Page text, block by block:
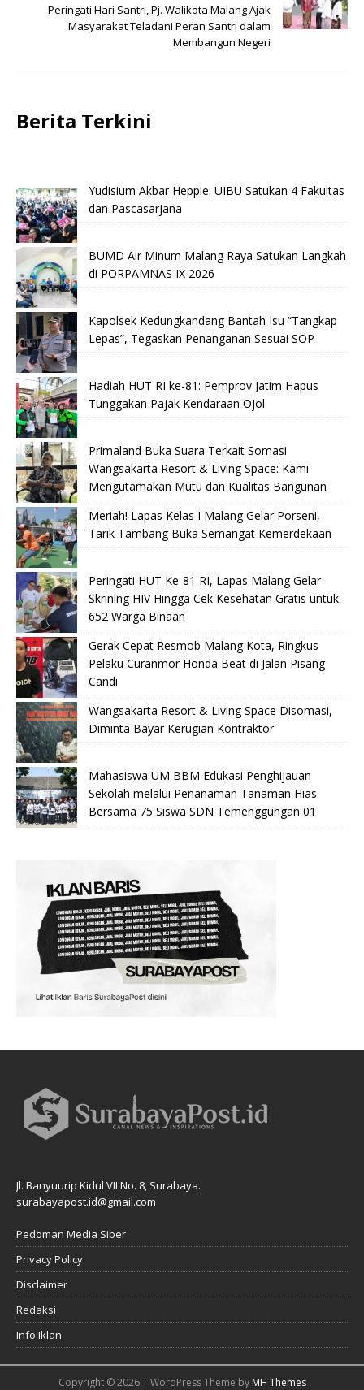
Peringati Hari Santri, Pj. Walikota Malang Ajak
Masyarakat Teladani Peran Santri dalam
Membangun Negeri
Berita Terkini
Yudisium Akbar Heppie: UIBU Satukan 4 Fakultas
dan Pascasarjana
BUMD Air Minum Malang Raya Satukan Langkah
di PORPAMNAS IX 2026
Kapolsek Kedungkandang Bantah Isu “Tangkap
Lepas”, Tegaskan Penanganan Sesuai SOP
Hadiah HUT RI ke-81: Pemprov Jatim Hapus
Tunggakan Pajak Kendaraan Ojol
Primaland Buka Suara Terkait Somasi
Wangsakarta Resort & Living Space: Kami
Mengutamakan Mutu dan Kualitas Bangunan
Meriah! Lapas Kelas I Malang Gelar Porseni,
Tarik Tambang Buka Semangat Kemerdekaan
Peringati HUT Ke-81 RI, Lapas Malang Gelar
Skrining HIV Hingga Cek Kesehatan Gratis untuk
652 Warga Binaan
Gerak Cepat Resmob Malang Kota, Ringkus
Pelaku Curanmor Honda Beat di Jalan Pisang
Candi
Wangsakarta Resort & Living Space Disomasi,
Diminta Bayar Kerugian Kontraktor
Mahasiswa UM BBM Edukasi Penghijauan
Sekolah melalui Penanaman Tanaman Hias
Bersama 75 Siswa SDN Temenggungan 01
Jl. Banyuurip Kidul VII No. 8, Surabaya.
surabayapost.id@gmail.com
Pedoman Media Siber
Privacy Policy
Disclaimer
Redaksi
Info Iklan
Copyright © 2026 | WordPress Theme by MH Themes